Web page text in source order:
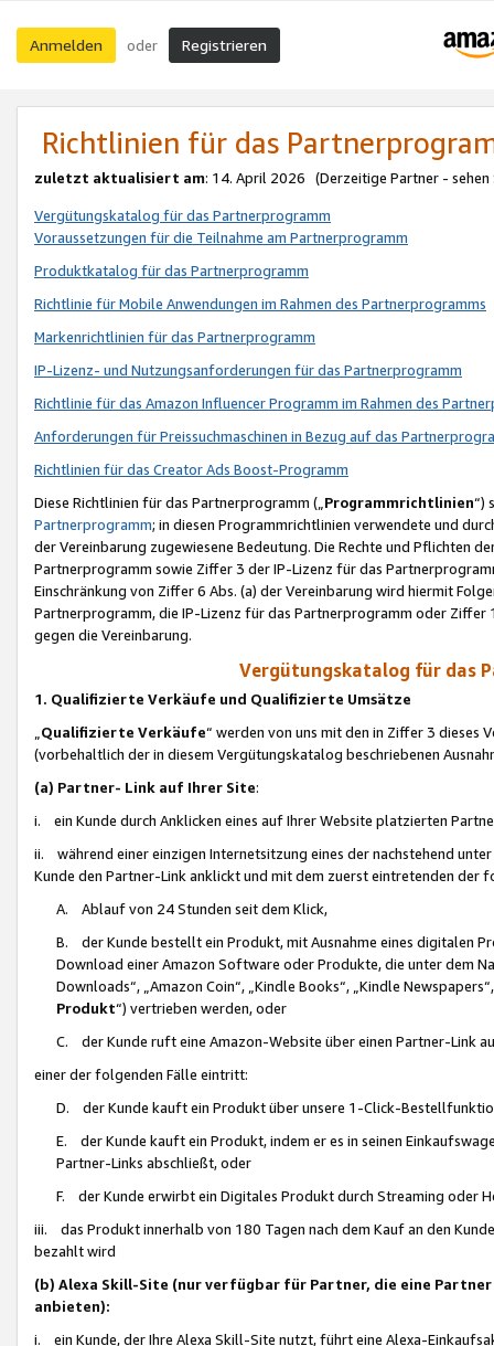
Anmelden oder Registrieren
Richtlinien für das
zuletzt aktualisiert am: 14. April 2026 (Derzeitige Partner - sehen
Vergütungskatalog für das Partnerprogramm
Voraussetzungen für die Teilnahme am Partnerprogramm
Produktkatalog für das Partnerprogramm
Richtlinie für Mobile Anwendungen im Rahmen des Partnerprogramms
Markenrichtlinien für das Partnerprogramm
IP-Lizenz- und Nutzungsanforderungen für das Partnerprogramm
Richtlinie für das Amazon Influencer Programm im Rahmen des
Anforderungen für Preissuchmaschinen in Bezug auf das
Richtlinien für das Creator Ads Boost-Programm
Diese Richtlinien für das Partnerprogramm („Programmrichtlinien“)
Partnerprogramm; in diesen Programmrichtlinien verwendete und
der Vereinbarung zugewiesene Bedeutung. Die Rechte und Pflichten
Partnerprogramm sowie Ziffer 3 der IP-Lizenz für das
Einschränkung von Ziffer 6 Abs. (a) der Vereinbarung wird hiermit
Partnerprogramm, die IP-Lizenz für das Partnerprogramm oder
gegen die Vereinbarung.
Vergütungskatalog für das
1. Qualifizierte Verkäufe und Qualifizierte Umsätze
Qualifizierte Verkäufe“ werden von uns mit den in Ziffer 3
(vorbehaltlich der in diesem Vergütungskatalog beschriebenen
(a) Partner- Link auf Ihrer Site:
i. ein Kunde durch Anklicken eines auf Ihrer Website platzierten
ii. während einer einzigen Internetsitzung eines der nachstehend
Kunde den Partner-Link anklickt und mit dem zuerst eintretenden der
A. Ablauf von 24 Stunden seit dem Klick,
B. der Kunde bestellt ein Produkt, mit Ausnahme eines digitalen
Download einer Amazon Software oder Produkte, die unter dem
Downloads“, „Amazon Coin“, „Kindle Books“, „Kindle
Produkt“) vertrieben werden, oder
C. der Kunde ruft eine Amazon-Website über einen Partner-Link
einer der folgenden Fälle eintritt:
D. der Kunde kauft ein Produkt über unsere 1-Click-
E. der Kunde kauft ein Produkt, indem er es in seinen
Partner-Links abschließt, oder
F. der Kunde erwirbt ein Digitales Produkt durch Streaming oder
iii. das Produkt innerhalb von 180 Tagen nach dem Kauf an den
bezahlt wird
(b) Alexa Skill-Site (nur verfügbar für Partner, die eine
anbieten):
i. ein Kunde, der Ihre Alexa Skill-Site nutzt, führt eine Alexa-